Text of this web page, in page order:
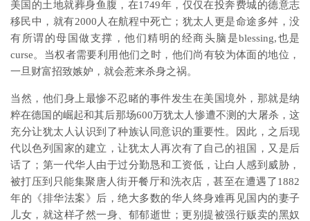
美国的土地就葬身鱼腹，在1749年，仅仅在投奔费城的德意志
移民中，就有2000人在航程中死亡；犹太人更是命途多舛，没
有所谓的母国做支撑，他们精明的经商头脑是blessing,也是
curse。当权者需要利用他们之时，他们尚有较为体面的地位，
一旦财富招致嫉妒，就会惹来杀身之祸。
当然，他们身上最惨不忍睹的事件发生在美国境外，那就是纳
粹在德国的崛起和其后那场600万犹太人惨遭不测的大屠杀，这
充分让犹太人认识到了种族认同意识的重要性。因此，之后现
代以色列国家的建立，让犹太人再次有了自己的祖国，又是后
话了；第一代华人由于过分勤恳和工资低，让白人感到威胁，
被打压到只能集聚唐人街开餐厅和洗衣店，甚至在遭遇了1882
年的《排华法案》后，绝大多数的华人终身难再见国内的妻子
儿女，就这样孑然一身、郁郁逝世；更别提被强行贩卖的黑奴